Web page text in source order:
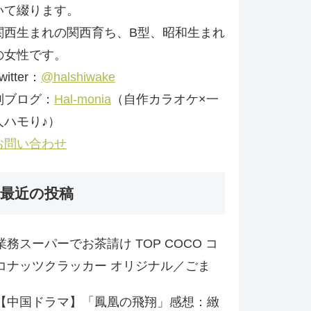
て綴ります。
西生まれの関西育ち、B型、昭和生まれ
女性です。
： @halshiwake
ブログ： Hal-monia （自作カラオケ×一
ハモり♪）
問い合わせ
最近の投稿
務スーパーでお茶請け TOP COCO コ
ナッツクラッカー オリジナル／ごま
中国ドラマ】「鳳凰の飛翔」感想：緻